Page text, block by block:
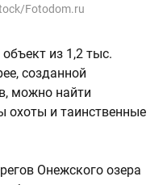
Fotodom.ru
из 1,2 тыс.
созданной
можно найти
охоты и таинственные
Онежского озера